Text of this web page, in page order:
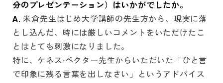
分のプレゼンテーション）はいかがでしたか。
A. 米倉先生はじめ大学講師の先生方から、現実に落
とし込んだ、時には厳しいコメントをいただけたこ
とはとても刺激になりました。
特に、ケネス·ペクター先生からいただいた「ひと言
で印象に残る言葉を出しなさい」というアドバイス